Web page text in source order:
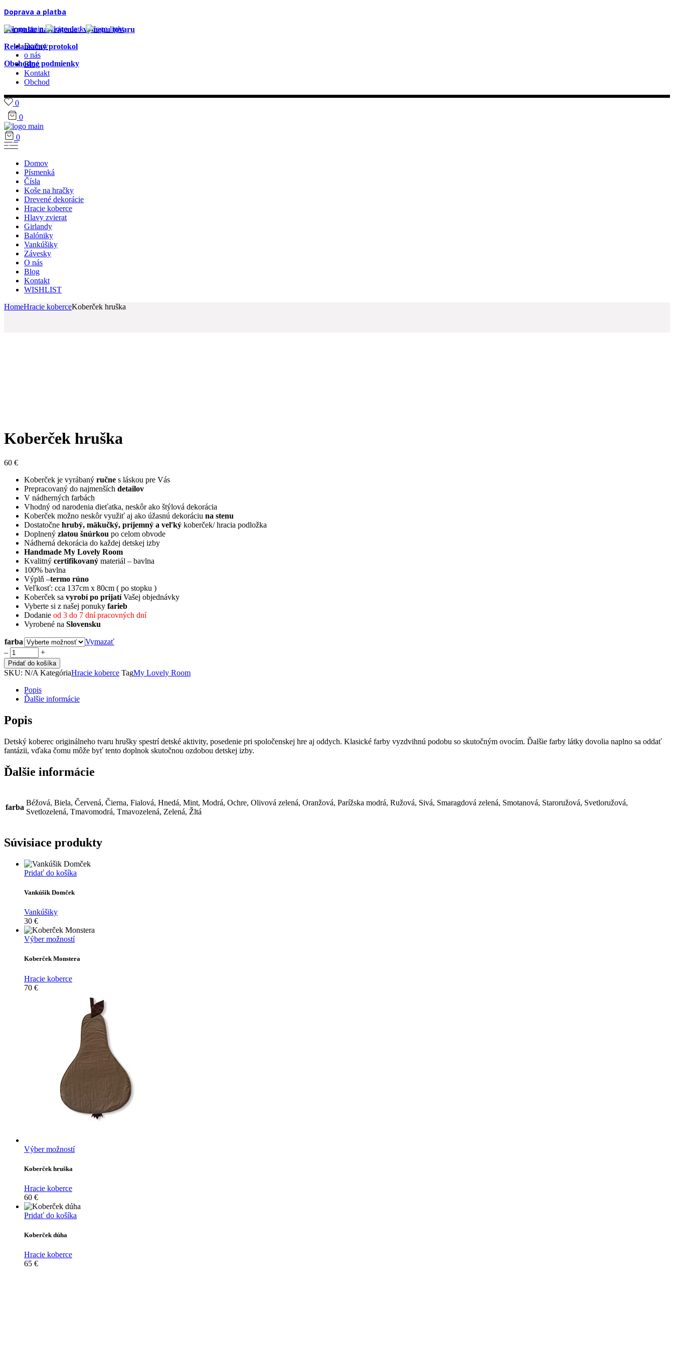
Doprava a platba
Formulár na vrátenie / výmenu tovaru
Reklamačný protokol
Obchodné podmienky
Domov
o nás
Blog
Kontakt
Obchod
0
0
0
Domov
Písmenká
Čísla
Koše na hračky
Drevené dekorácie
Hracie koberce
Hlavy zvierat
Girlandy
Balóniky
Vankúšiky
Závesky
O nás
Blog
Kontakt
WISHLIST
HomeHracie koberceKoberček hruška
Koberček hruška
60 €
Koberček je vyrábaný ručne s láskou pre Vás
Prepracovaný do najmenších detailov
V nádherných farbách
Vhodný od narodenia dieťatka, neskôr ako štýlová dekorácia
Koberček možno neskôr využiť aj ako úžasnú dekoráciu na stenu
Dostatočne hrubý, mäkučký, príjemný a veľký koberček/ hracia podložka
Doplnený zlatou šnúrkou po celom obvode
Nádherná dekorácia do každej detskej izby
Handmade My Lovely Room
Kvalitný certifikovaný materiál – bavlna
100% bavlna
Výplň –termo rúno
Veľkosť: cca 137cm x 80cm ( po stopku )
Koberček sa vyrobí po prijatíVašej objednávky
Vyberte si z našej ponuky farieb
Dodanie od 3 do 7 dní pracovných dní
Vyrobené na Slovensku
farba
Vymazať
Koberček
hruška
quantity
‒ +
Pridať do košíka
SKU: N/A KategóriaHracie koberce TagMy Lovely Room
Popis
Ďalšie informácie
Popis
Detský koberec originálneho tvaru hrušky spestrí detské aktivity, posedenie pri spoločenskej hre aj oddych. Klasické farby vyzdvihnú podobu so skutočným ovocím. Ďalšie farby látky dovolia naplno sa oddať
fantázii, vďaka čomu môže byť tento doplnok skutočnou ozdobou detskej izby.
Ďalšie informácie
farba
Béžová, Biela, Červená, Čierna, Fialová, Hnedá, Mint, Modrá, Ochre, Olivová zelená, Oranžová, Parížska modrá, Ružová, Sivá, Smaragdová zelená, Smotanová, Staroružová, Svetloružová,
Svetlozelená, Tmavomodrá, Tmavozelená, Zelená, Žltá
Súvisiace produkty
Pridať do košíka
Vankúšik Domček
Vankúšiky
30 €
Výber možnostíTento
má
môžete
vybrať
stránke
produktu.
Koberček Monstera
Hracie koberce
70 €
Výber možnostíTento
si
môžete
vybrať
Koberček hruška
Hracie koberce
60 €
Pridať do košíka
Koberček dúha
Hracie koberce
65 €